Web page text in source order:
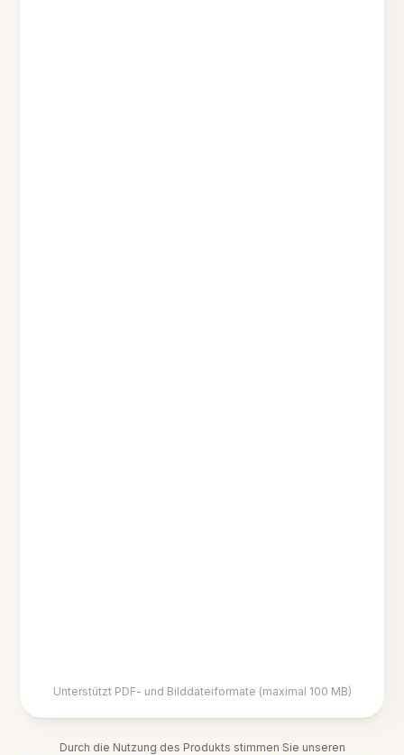
Unterstützt PDF- und Bilddateiformate (maximal 100 MB)
Durch die Nutzung des Produkts stimmen Sie unseren